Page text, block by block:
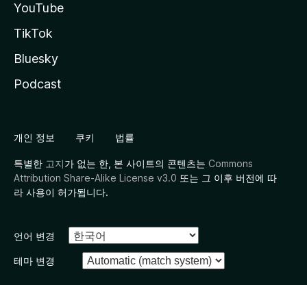
YouTube
TikTok
Bluesky
Podcast
개인 정보 쿠키 법률
특별한 고지가 없는 한, 본 사이트의 콘텐츠는 Commons
Attribution Share-Alike License v3.0 또는 그 이후 버전에 따
라 사용이 허가됩니다.
언어 변경
테마 변경